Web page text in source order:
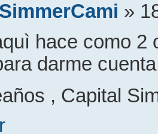
SimmerCami »
hace como 2
darme
, Capital